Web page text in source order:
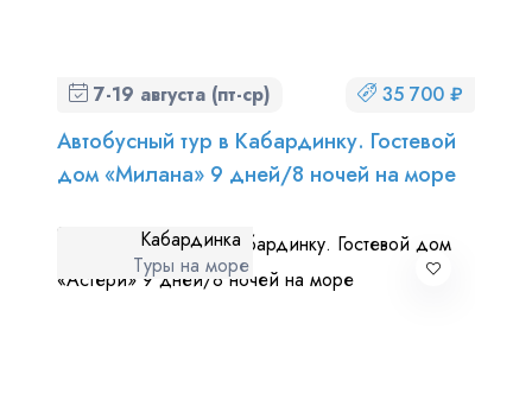
7-19 августа (пт-ср) 35 700 ₽
Автобусный тур в Кабардинку. Гостевой
дом «Милана» 9 дней/8 ночей на море
Кабардинка
Туры на море